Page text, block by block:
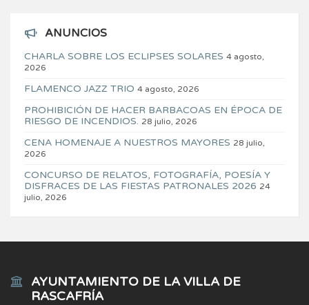
ANUNCIOS
CHARLA SOBRE LOS ECLIPSES SOLARES 4 agosto,
2026
FLAMENCO JAZZ TRIO 4 agosto, 2026
PROHIBICIÓN DE HACER BARBACOAS EN ÉPOCA DE
RIESGO DE INCENDIOS. 28 julio, 2026
CENA HOMENAJE A NUESTROS MAYORES 28 julio,
2026
CONCURSO DE RELATOS, FOTOGRAFÍA, POESÍA Y
DISFRACES DE LAS FIESTAS PATRONALES 2026 24
julio, 2026
AYUNTAMIENTO DE LA VILLA DE
RASCAFRÍA